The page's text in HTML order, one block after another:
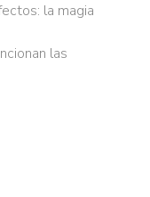
la magia
las